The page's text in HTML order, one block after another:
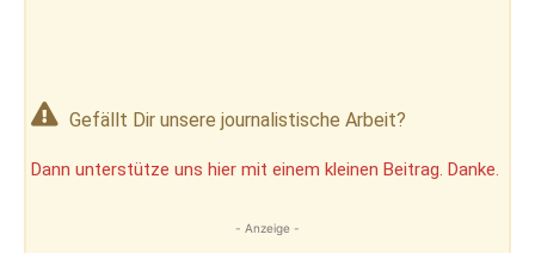
Gefällt Dir unsere journalistische Arbeit?
Dann unterstütze uns hier mit einem kleinen Beitrag. Danke.
- Anzeige -